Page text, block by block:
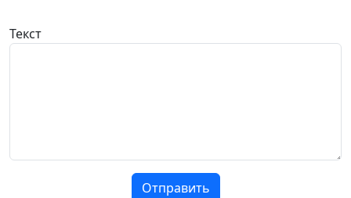
Текст
Отправить